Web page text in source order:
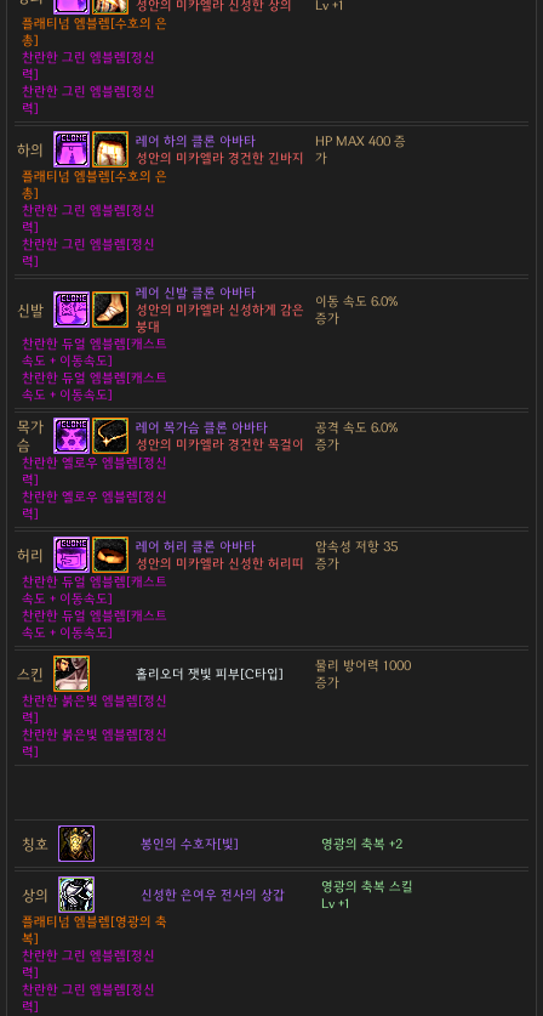
성안의 미카엘라 신성한 상의
Lv +1
플래티넘 엠블렘[수호의 은
총]
찬란한 그린 엠블렘[정신
력]
찬란한 그린 엠블렘[정신
력]
하의
레어 하의 클론 아바타
성안의 미카엘라 경건한 긴바지
HP MAX 400 증
가
플래티넘 엠블렘[수호의 은
총]
찬란한 그린 엠블렘[정신
력]
찬란한 그린 엠블렘[정신
력]
신발
레어 신발 클론 아바타
성안의 미카엘라 신성하게 감은
붕대
이동 속도 6.0%
증가
찬란한 듀얼 엠블렘[캐스트
속도 + 이동속도]
찬란한 듀얼 엠블렘[캐스트
속도 + 이동속도]
목가
슴
레어 목가슴 클론 아바타
성안의 미카엘라 경건한 목걸이
공격 속도 6.0%
증가
찬란한 옐로우 엠블렘[정신
력]
찬란한 옐로우 엠블렘[정신
력]
허리
레어 허리 클론 아바타
성안의 미카엘라 신성한 허리띠
암속성 저항 35
증가
찬란한 듀얼 엠블렘[캐스트
속도 + 이동속도]
찬란한 듀얼 엠블렘[캐스트
속도 + 이동속도]
스킨 홀리오더 잿빛 피부[C타입]
물리 방어력 1000
증가
찬란한 붉은빛 엠블렘[정신
력]
찬란한 붉은빛 엠블렘[정신
력]
칭호 봉인의 수호자[빛] 영광의 축복 +2
상의 신성한 은여우 전사의 상갑
영광의 축복 스킬
Lv +1
플래티넘 엠블렘[영광의 축
복]
찬란한 그린 엠블렘[정신
력]
찬란한 그린 엠블렘[정신
력]